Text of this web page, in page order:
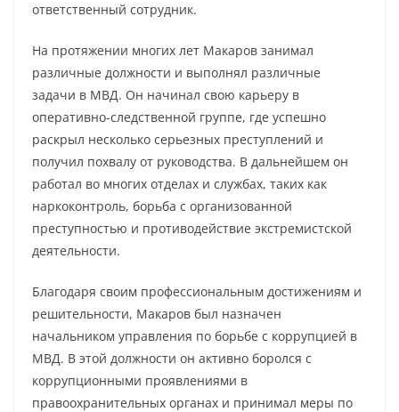
ответственный сотрудник.
На протяжении многих лет Макаров занимал
различные должности и выполнял различные
задачи в МВД. Он начинал свою карьеру в
оперативно-следственной группе, где успешно
раскрыл несколько серьезных преступлений и
получил похвалу от руководства. В дальнейшем он
работал во многих отделах и службах, таких как
наркоконтроль, борьба с организованной
преступностью и противодействие экстремистской
деятельности.
Благодаря своим профессиональным достижениям и
решительности, Макаров был назначен
начальником управления по борьбе с коррупцией в
МВД. В этой должности он активно боролся с
коррупционными проявлениями в
правоохранительных органах и принимал меры по